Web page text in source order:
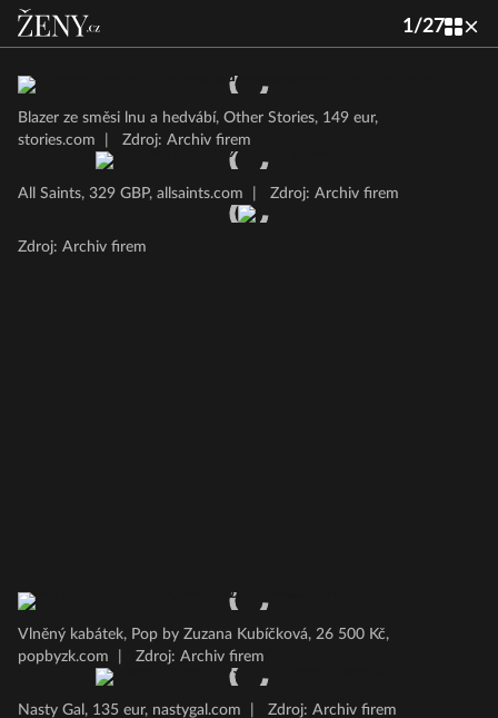
1/27
Blazer ze směsi lnu a hedvábí, Other Stories, 149 eur,
stories.com
Zdroj: Archiv firem
All Saints, 329 GBP, allsaints.com Zdroj: Archiv firem
Zdroj: Archiv firem
Vlněný kabátek, Pop by Zuzana Kubíčková, 26 500 Kč,
popbyzk.com
Zdroj: Archiv firem
Nasty Gal, 135 eur, nastygal.com Zdroj: Archiv firem